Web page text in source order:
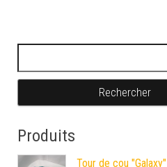
Produits
Tour de cou "Galaxy"